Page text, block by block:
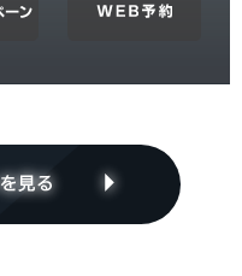
大阪府 兵庫県